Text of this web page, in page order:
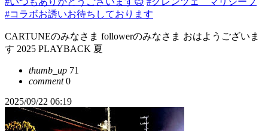
#コラボお誘いお待ちしております
CARTUNEのみなさま followerのみなさま おはようございま
す 2025 PLAYBACK 夏
thumb_up 71
comment0
2025/09/22 06:19